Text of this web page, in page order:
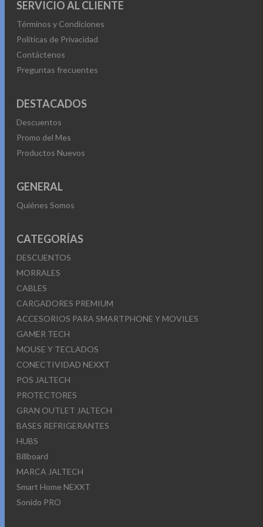
SERVICIO AL CLIENTE
Términos y Condiciones
Políticas de Privacidad
Contáctenos
Preguntas frecuentes
DESTACADOS
Descuentos
Promo del Mes
Productos Nuevos
GENERAL
Quiénes Somos
CATEGORÍAS
DESCUENTOS
MORRALES
CABLES
CARGADORES PREMIUM
ACCESORIOS PARA SMARTPHONE Y MOVILES
GAMER TECH
MOUSE Y TECLADOS
CONECTIVIDAD NEXXT
POS JALTECH
PROTECTORES
GRAN OUTLET JALTECH
BASES REFRIGERANTES
HUBS
Billboard
MARCA JALTECH
Smart Home NEXXT
Sonido PRO